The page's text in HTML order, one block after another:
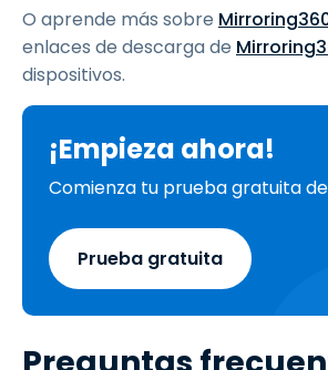
O aprende más sobre
enlaces de descarga de
dispositivos.
¡Empieza ahora!
Comienza tu prueba gratuita
Prueba gratuita